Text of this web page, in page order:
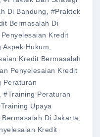
Di Bandung, #Praktek
Bermasalah Di
Kredit
Hukum,
Kredit Bermasalah
Penyelesaian Kredit
, #training Peraturan
Upaya
Di Jakarta,
Kredit